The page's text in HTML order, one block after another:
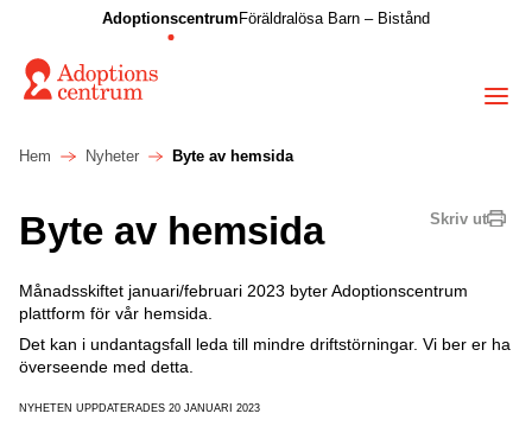
Adoptionscentrum Föräldralösa Barn – Bistånd
Hem Nyheter Byte av hemsida
Skriv ut
Byte av hemsida
Månadsskiftet januari/februari 2023 byter Adoptionscentrum
plattform för vår hemsida.
Det kan i undantagsfall leda till mindre driftstörningar. Vi ber er ha
överseende med detta.
NYHETEN UPPDATERADES 20 JANUARI 2023